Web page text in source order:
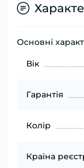
Основні
Вік
Гарантія
Колір
Країна